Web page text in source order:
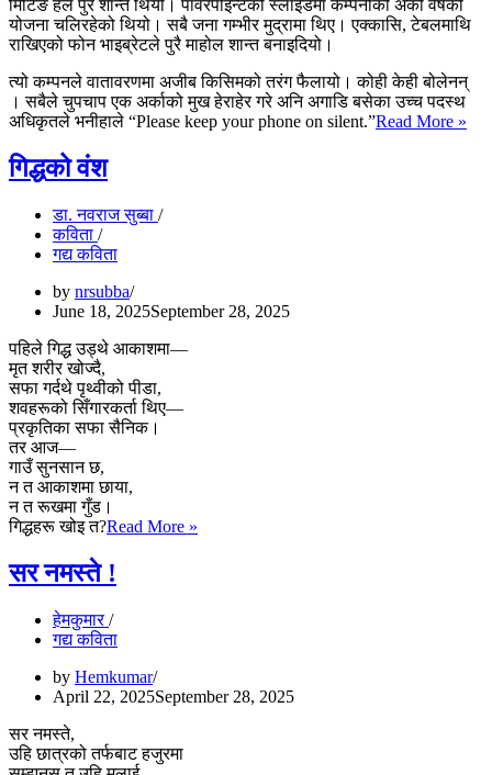
मिटिङ हल पुरै शान्त थियो। पावरपोइन्टको स्लाइडमा कम्पनीको अर्को वर्षको
योजना चलिरहेको थियो। सबै जना गम्भीर मुद्रामा थिए। एक्कासि, टेबलमाथि
राखिएको फोन भाइब्रेटले पुरै माहोल शान्त बनाइदियो।
त्यो कम्पनले वातावरणमा अजीब किसिमको तरंग फैलायो। कोही केही बोलेनन्
। सबैले चुपचाप एक अर्काको मुख हेराहेर गरे अनि अगाडि बसेका उच्च पदस्थ
अधिकृतले भनीहाले “Please keep your phone on silent.”Read More »
गिद्धको वंश
डा. नवराज सुब्बा
कविता
गद्य कविता
by nrsubba
June 18, 2025September 28, 2025
पहिले गिद्ध उड्थे आकाशमा—
मृत शरीर खोज्दै,
सफा गर्दथे पृथ्वीको पीडा,
शवहरूको सिँगारकर्ता थिए—
प्रकृतिका सफा सैनिक।
तर आज—
गाउँ सुनसान छ,
न त आकाशमा छाया,
न त रूखमा गुँड।
गिद्धहरू खोइ त?Read More »
सर नमस्ते !
हेमकुमार
गद्य कविता
by Hemkumar
April 22, 2025September 28, 2025
सर नमस्ते,
उहि छात्रको तर्फबाट हजुरमा